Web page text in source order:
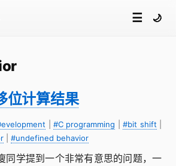
☰ 🌙
位计算结果
|#C programming |#bit shift
#undefined behavior
同学提到一个非常有意思的问题，一